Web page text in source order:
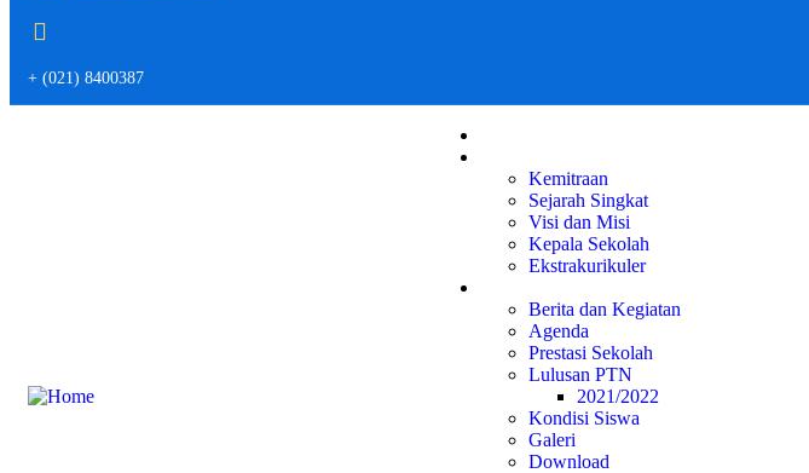
+ (021) 8400387
Kemitraan
Sejarah Singkat
Visi dan Misi
Kepala Sekolah
Ekstrakurikuler
Berita dan Kegiatan
Agenda
Prestasi Sekolah
Lulusan PTN
2021/2022
Kondisi Siswa
Galeri
Download